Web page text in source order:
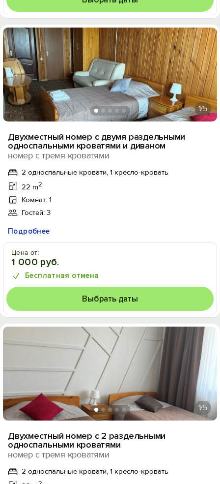
1/5
Двухместный номер с двумя раздельными
односпальными кроватями и диваном
номер с тремя кроватями
2 односпальные кровати, 1 кресло-кровать
22 m2
Комнат: 1
Гостей: 3
Подробнее
Цена от:
1 000 руб.
Бесплатная отмена
Выбрать даты
1/5
Двухместный номер с 2 раздельными
односпальными кроватями
номер с тремя кроватями
2 односпальные кровати, 1 кресло-кровать